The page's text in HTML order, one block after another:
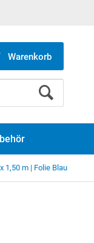
Warenkorb
1,50 m | Folie Blau